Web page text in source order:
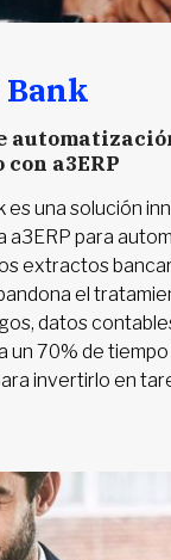
Bank
a3ERP
es una solución
a3ERP para
extractos
el
datos
un 70% de tiempo
invertirlo en